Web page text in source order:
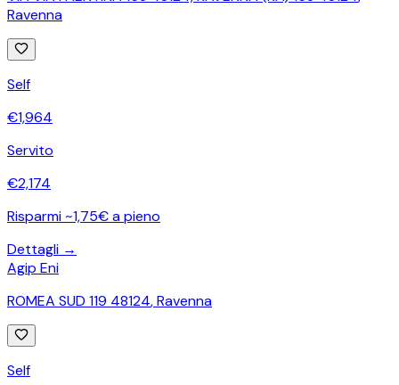
Ravenna
Self
€1,964
Servito
€2,174
Risparmi ~1,75€ a pieno
Dettagli →
Agip Eni
ROMEA SUD 119 48124,Ravenna
Self